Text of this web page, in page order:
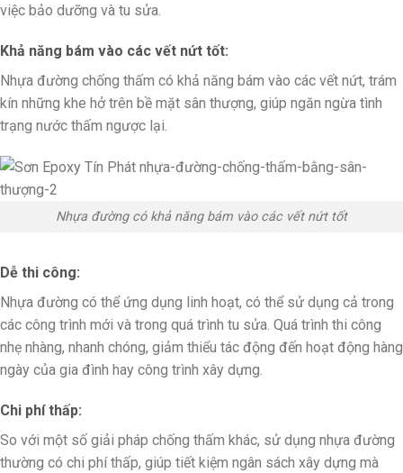
việc bảo dưỡng và tu sửa.
Khả năng bám vào các vết nứt tốt:
Nhựa đường chống thấm có khả năng bám vào các vết nứt, trám
kín những khe hở trên bề mặt sân thượng, giúp ngăn ngừa tình
trạng nước thấm ngược lại.
Nhựa đường có khả năng bám vào các vết nứt tốt
Dễ thi công:
Nhựa đường có thể ứng dụng linh hoạt, có thể sử dụng cả trong
các công trình mới và trong quá trình tu sửa. Quá trình thi công
nhẹ nhàng, nhanh chóng, giảm thiểu tác động đến hoạt động hàng
ngày của gia đình hay công trình xây dựng.
Chi phí thấp:
So với một số giải pháp chống thấm khác, sử dụng nhựa đường
thường có chi phí thấp, giúp tiết kiệm ngân sách xây dựng mà